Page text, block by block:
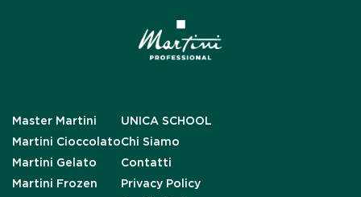
Master Martini
Martini Cioccolato
Martini Gelato
Martini Frozen
UNICA SCHOOL
Chi Siamo
Contatti
Privacy Policy